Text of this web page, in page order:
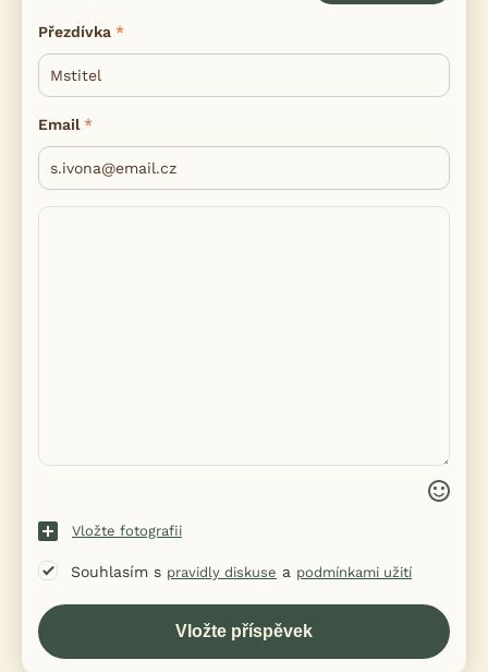
Přezdívka
Email
Vložte fotografii
Souhlasím s pravidly diskuse a podmínkami užití